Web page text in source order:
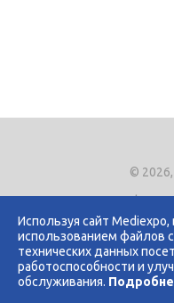
Используя сайт
использованием файлов
технических данных
работоспособности и
обслуживания.
© 2026,
Phone.
E-mail:
Политика
Политика